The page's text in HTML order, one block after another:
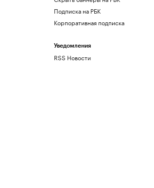
Подписка на РБК
Корпоративная подписка
Уведомления
RSS Новости